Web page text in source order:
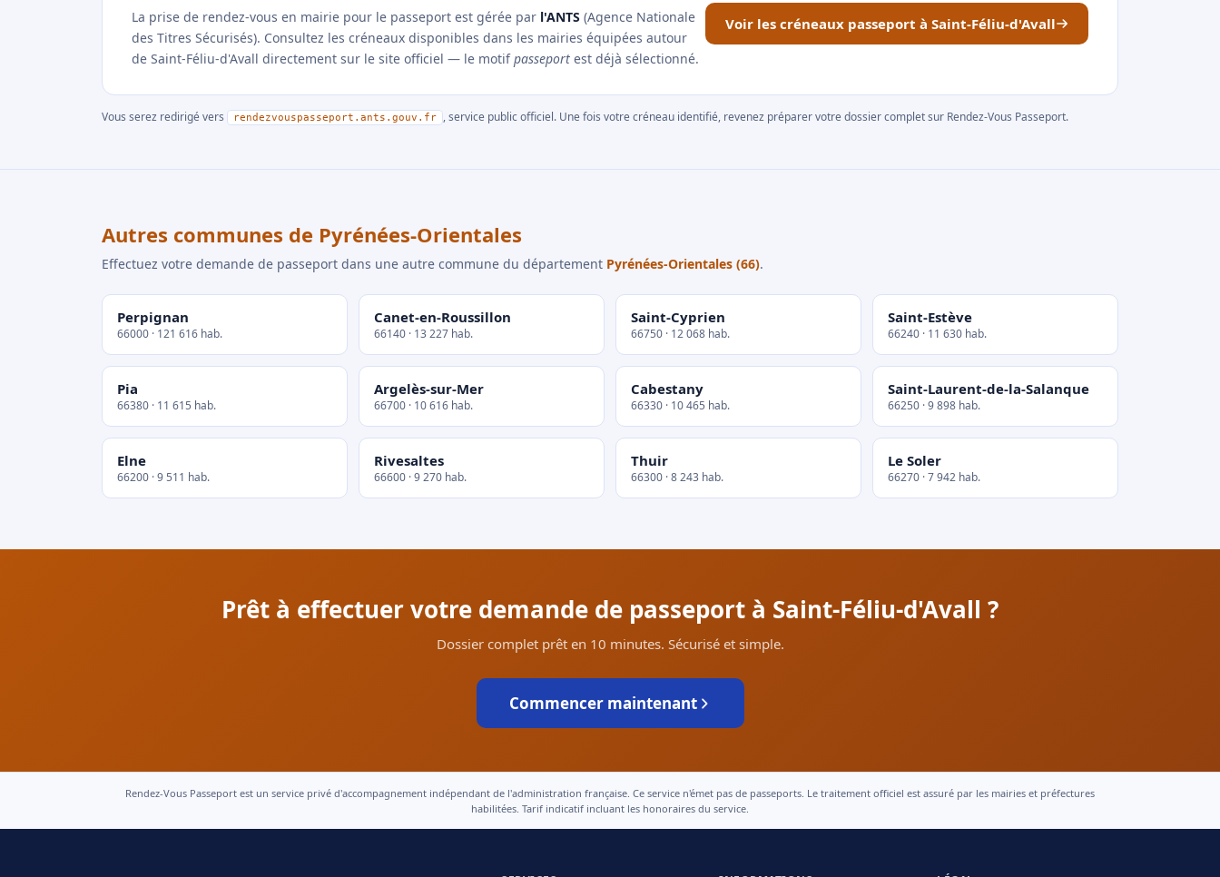
La prise de rendez-vous en mairie pour le passeport est gérée par l'ANTS (Agence Nationale
des Titres Sécurisés). Consultez les créneaux disponibles dans les mairies équipées autour
de Saint-Féliu-d'Avall directement sur le site officiel — le motifpasseport est déjà sélectionné.
Voir les créneaux passeport à Saint-Féliu-d'Avall
Vous serez redirigé vers rendezvouspasseport.ants.gouv.fr , service public officiel. Une fois votre créneau identifié, revenez préparer votre dossier complet sur Rendez-Vous Passeport.
Autres communes de Pyrénées-Orientales
Effectuez votre demande de passeport dans une autre commune du département Pyrénées-Orientales (66).
Perpignan
66000 · 121 616 hab.
Canet-en-Roussillon
66140 · 13 227 hab.
Saint-Cyprien
66750 · 12 068 hab.
Saint-Estève
66240 · 11 630 hab.
Pia
66380 · 11 615 hab.
Argelès-sur-Mer
66700 · 10 616 hab.
Cabestany
66330 · 10 465 hab.
Saint-Laurent-de-la-Salanque
66250 · 9 898 hab.
Elne
66200 · 9 511 hab.
Rivesaltes
66600 · 9 270 hab.
Thuir
66300 · 8 243 hab.
Le Soler
66270 · 7 942 hab.
Prêt à effectuer votre demande de passeport à Saint-Féliu-d'Avall ?
Dossier complet prêt en 10 minutes. Sécurisé et simple.
Commencer maintenant
Rendez-Vous Passeport est un service privé d'accompagnement indépendant de l'administration française. Ce service n'émet pas de passeports. Le traitement officiel est assuré par les mairies et préfectures
habilitées. Tarif indicatif incluant les honoraires du service.